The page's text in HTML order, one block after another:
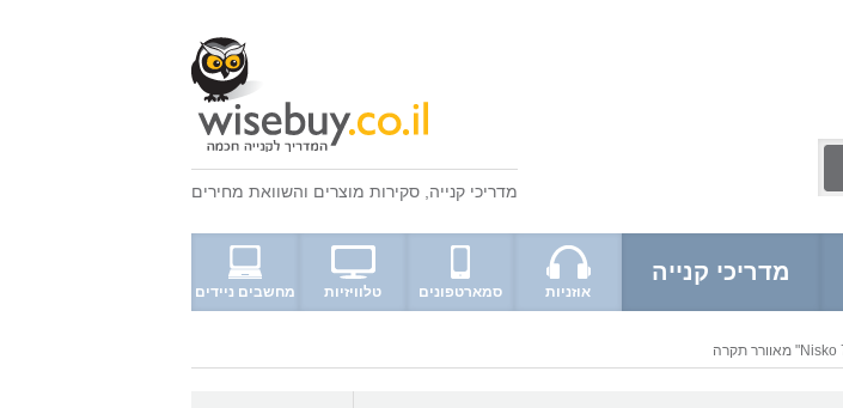
מדריכי קנייה סקירות מוצרים והשוואת מחירים
מדריכי קנייה
אוזניות סמארטפונים טלוויזיות מחשבים ניידים